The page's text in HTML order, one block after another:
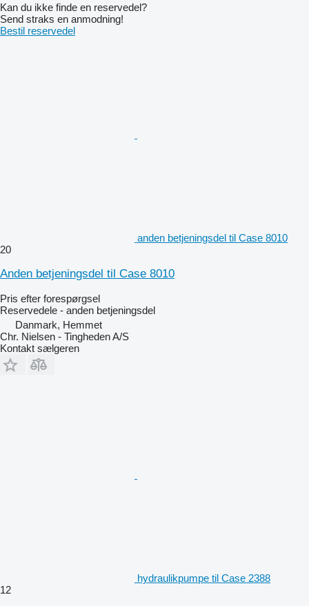
Kan du ikke finde en reservedel?
Send straks en anmodning!
Bestil reservedel
anden betjeningsdel til Case 8010
20
Anden betjeningsdel til Case 8010
Pris efter forespørgsel
Reservedele - anden betjeningsdel
Danmark, Hemmet
Chr. Nielsen - Tingheden A/S
Kontakt sælgeren
hydraulikpumpe til Case 2388
12